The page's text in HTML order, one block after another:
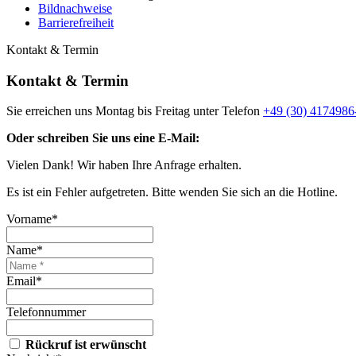
Bildnachweise
Barrierefreiheit
Kontakt & Termin
Kontakt & Termin
Sie erreichen uns Montag bis Freitag unter Telefon +49 (30)
Oder schreiben Sie uns eine E-Mail:
Vielen Dank! Wir haben Ihre Anfrage erhalten.
Es ist ein Fehler aufgetreten. Bitte wenden Sie sich an die Hotline.
Vorname*
Name*
Email*
Telefonnummer
Rückruf ist erwünscht